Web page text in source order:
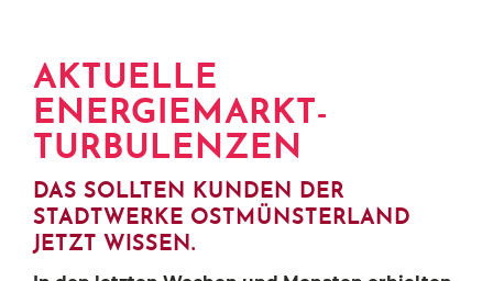
AKTUELLE
ENERGIEMARKT-
TURBULENZEN
DAS SOLLTEN KUNDEN DER
STADTWERKE OSTMÜNSTERLAND
JETZT WISSEN.